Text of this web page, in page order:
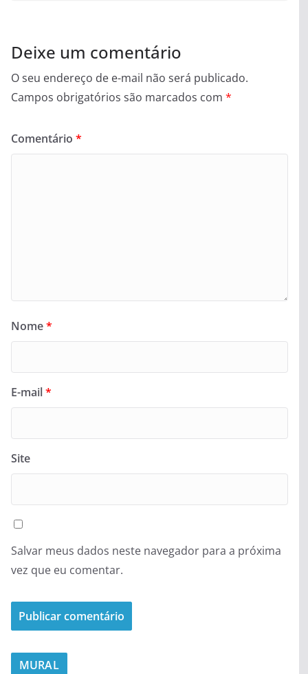
Deixe um comentário
O seu endereço de e-mail não será publicado.
Campos obrigatórios são marcados com *
Comentário *
Nome*
E-mail*
Site
Salvar meus dados neste navegador para a próxima
vez que eu comentar.
MURAL